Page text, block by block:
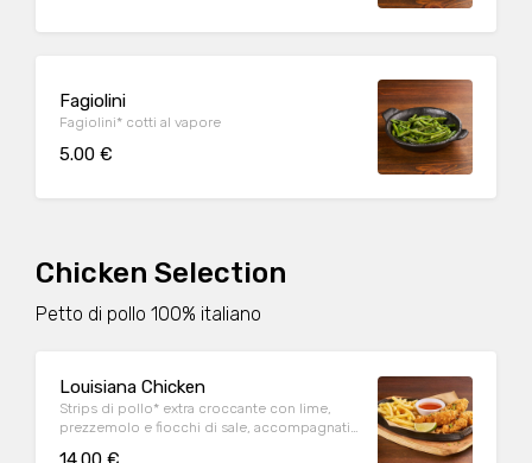
Fagiolini
Fagiolini* cotti al vapore
5.00 €
Chicken Selection
Petto di pollo 100% italiano
Louisiana Chicken
Strips di pollo* extra croccante con lime,
prezzemolo e fiocchi di sale, accompagnati